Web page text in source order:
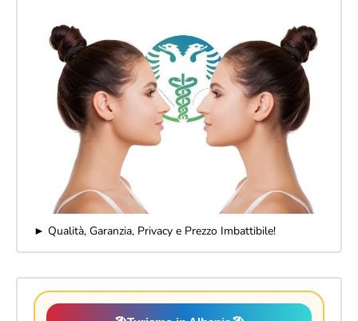
► Qualità, Garanzia, Privacy e Prezzo Imbattibile!